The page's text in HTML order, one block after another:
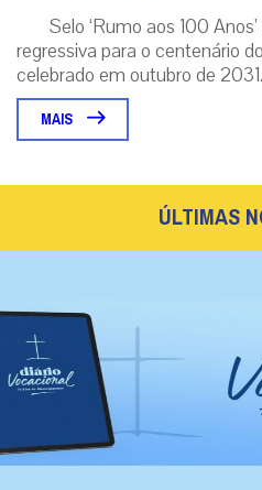
Selo ‘Rumo aos 100
regressiva para o centenário
celebrado em outubro de
MAIS
ÚLTIMAS